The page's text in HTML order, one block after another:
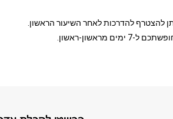
להצטרף להדרכות לאחר השיעור הראשון.
ראשון.